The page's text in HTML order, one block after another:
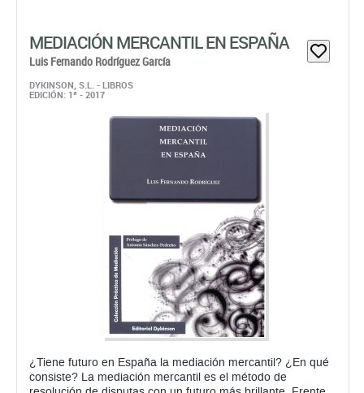
MEDIACIÓN MERCANTIL EN ESPAÑA
Luis Fernando Rodríguez García
DYKINSON, S.L. - LIBROS
EDICIÓN: 1ª - 2017
¿Tiene futuro en España la mediación mercantil? ¿En qué
consiste? La mediación mercantil es el método de